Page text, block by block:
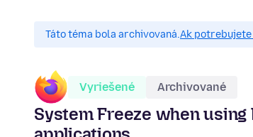
Táto téma bola archivovaná.Ak
Vyriešené Archivované
System Freeze when